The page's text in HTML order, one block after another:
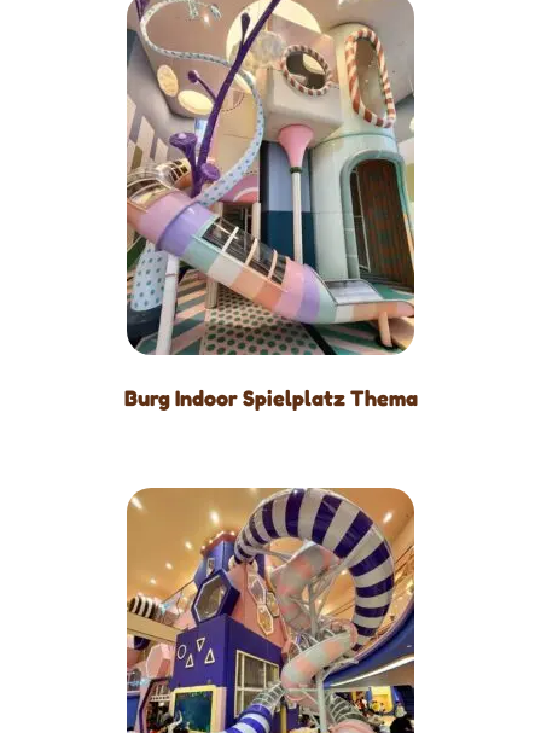
Burg Indoor Spielplatz Thema